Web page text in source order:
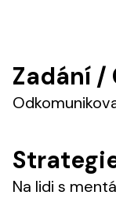
Zadání /
Na lidi s